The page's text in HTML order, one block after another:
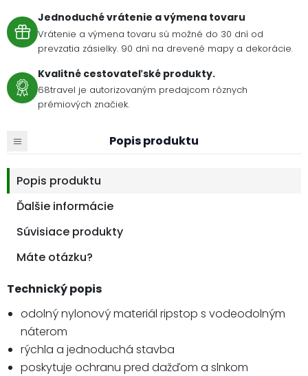
Jednoduché vrátenie a výmena tovaru
Vrátenie a výmena tovaru sú možné do 30 dní od
prevzatia zásielky. 90 dní na drevené mapy a dekorácie.
Kvalitné cestovateľské produkty.
68travel je autorizovaným predajcom rôznych
prémiových značiek.
Popis produktu
Popis produktu
Ďalšie informácie
Súvisiace produkty
Máte otázku?
Technický popis
odolný nylonový materiál ripstop s vodeodolným
náterom
rýchla a jednoduchá stavba
poskytuje ochranu pred dažďom a slnkom